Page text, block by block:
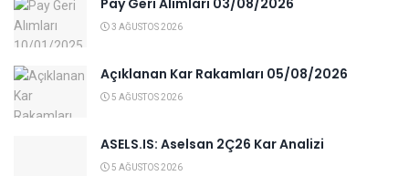
3 AĞUSTOS 2026
Açıklanan Kar Rakamları 05/08/2026
5 AĞUSTOS 2026
ASELS.IS: Aselsan 2Ç26 Kar Analizi
5 AĞUSTOS 2026